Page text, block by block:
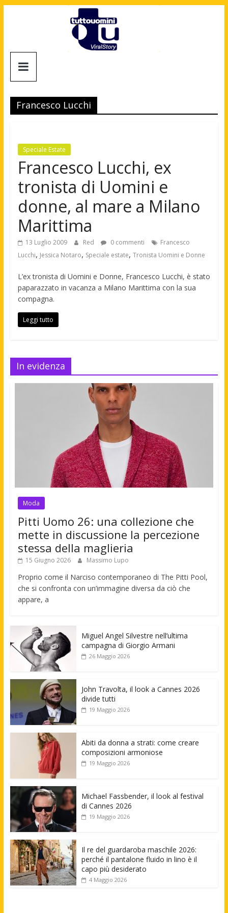
Tuttouomini
Tv,
Cinema,
news
moda
maschile
Francesco Lucchi
Speciale Estate
Francesco Lucchi, ex
tronista di Uomini e
donne, al mare a Milano
Marittima
13 Luglio 2009 Red 0 commenti
Francesco
Lucchi, Jessica Notaro, Speciale estate, Tronista Uomini e Donne
L’ex tronista di Uomini e Donne, Francesco Lucchi, è stato
paparazzato in vacanza a Milano Marittima con la sua
compagna.
Leggi tutto
In evidenza
Moda
Pitti Uomo 26: una collezione che
mette in discussione la percezione
stessa della maglieria
15 Giugno 2026 Massimo Lupo
Proprio come il Narciso contemporaneo di The Pitti Pool,
che si confronta con un’immagine diversa da ciò che
appare, a
Miguel Angel Silvestre nell’ultima
campagna di Giorgio Armani
26 Maggio 2026
John Travolta, il look a Cannes 2026
divide tutti
19 Maggio 2026
Abiti da donna a strati: come creare
composizioni armoniose
19 Maggio 2026
Michael Fassbender, il look al festival
di Cannes 2026
19 Maggio 2026
Il re del guardaroba maschile 2026:
perché il pantalone fluido in lino è il
capo più desiderato
4 Maggio 2026